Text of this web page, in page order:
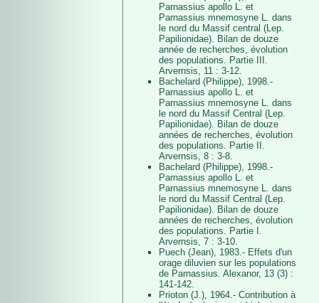
Parnassius apollo L. et
Parnassius mnemosyne L. dans
le nord du Massif central (Lep.
Papilionidae). Bilan de douze
année de recherches, évolution
des populations. Partie III.
Arvernsis, 11 : 3-12.
Bachelard (Philippe), 1998.-
Parnassius apollo L. et
Parnassius mnemosyne L. dans
le nord du Massif Central (Lep.
Papilionidae). Bilan de douze
années de recherches, évolution
des populations. Partie II.
Arvernsis, 8 : 3-8.
Bachelard (Philippe), 1998.-
Parnassius apollo L. et
Parnassius mnemosyne L. dans
le nord du Massif Central (Lep.
Papilionidae). Bilan de douze
années de recherches, évolution
des populations. Partie I.
Arvernsis, 7 : 3-10.
Puech (Jean), 1983.- Effets d'un
orage diluvien sur les populations
de Parnassius. Alexanor, 13 (3) :
141-142.
Prioton (J.), 1964.- Contribution à